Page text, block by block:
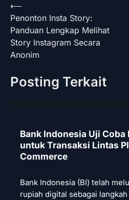
Navigasi
pos
⟵
Penonton Insta Story:
Panduan Lengkap Melihat
Story Instagram Secara
Anonim
Posting Terkait
Bank Indonesia Uji Coba
untuk Transaksi Lintas
Commerce
Bank Indonesia (BI) telah
rupiah digital sebagai